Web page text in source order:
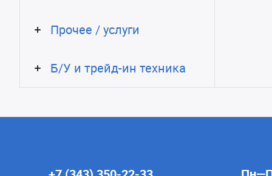
Прочее / услуги
Б/У и трейд-ин техника